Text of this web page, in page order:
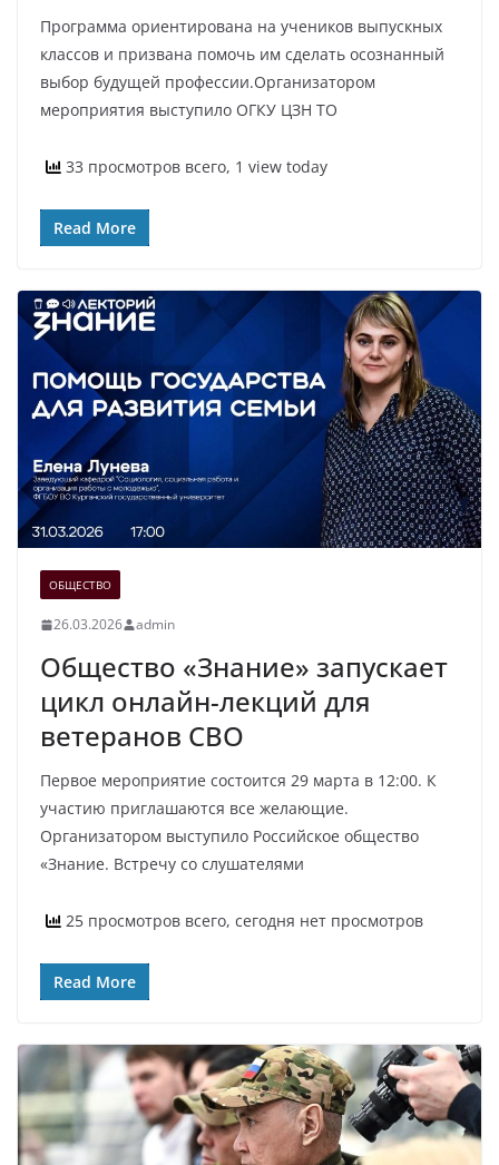
Программа ориентирована на учеников выпускных
классов и призвана помочь им сделать осознанный
выбор будущей профессии.Организатором
мероприятия выступило ОГКУ ЦЗН ТО
33 просмотров всего, 1 view today
Read More
ОБЩЕСТВО
26.03.2026 admin
Общество «Знание» запускает
цикл онлайн-лекций для
ветеранов СВО
Первое мероприятие состоится 29 марта в 12:00. К
участию приглашаются все желающие.
Организатором выступило Российское общество
«Знание. Встречу со слушателями
25 просмотров всего, сегодня нет просмотров
Read More